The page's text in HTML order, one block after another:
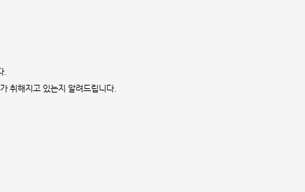
.
취해지고 있는지 알려드립니다.